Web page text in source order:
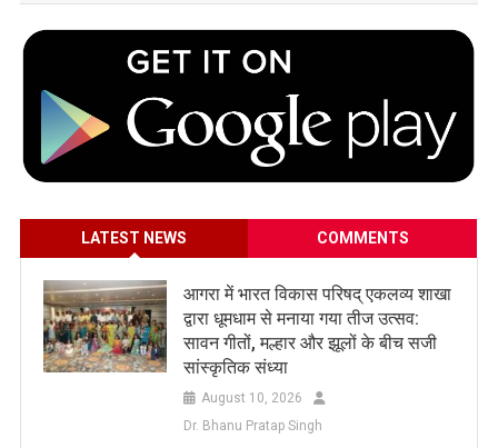
LATEST NEWS COMMENTS
आगरा में भारत विकास परिषद् एकलव्य शाखा
द्वारा धूमधाम से मनाया गया तीज उत्सव:
सावन गीतों, मल्हार और झूलों के बीच सजी
सांस्कृतिक संध्या
August 10, 2026
Dr. Bhanu Pratap Singh